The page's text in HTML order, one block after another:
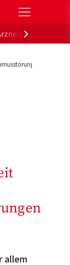
der
allem